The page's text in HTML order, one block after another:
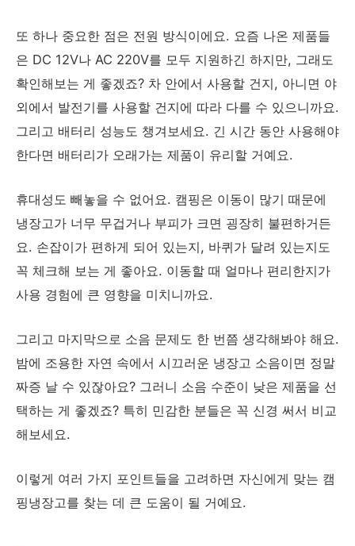
또 하나 중요한 점은 전원 방식이에요. 요즘 나온 제품들
은 DC 12V나 AC 220V를 모두 지원하긴 하지만, 그래도
확인해보는 게 좋겠죠? 차 안에서 사용할 건지, 아니면 야
외에서 발전기를 사용할 건지에 따라 다를 수 있으니까요.
그리고 배터리 성능도 챙겨보세요. 긴 시간 동안 사용해야
한다면 배터리가 오래가는 제품이 유리할 거예요.
휴대성도 빼놓을 수 없어요. 캠핑은 이동이 많기 때문에
냉장고가 너무 무겁거나 부피가 크면 굉장히 불편하거든
요. 손잡이가 편하게 되어 있는지, 바퀴가 달려 있는지도
꼭 체크해 보는 게 좋아요. 이동할 때 얼마나 편리한지가
사용 경험에 큰 영향을 미치니까요.
그리고 마지막으로 소음 문제도 한 번쯤 생각해봐야 해요.
밤에 조용한 자연 속에서 시끄러운 냉장고 소음이면 정말
짜증 날 수 있잖아요? 그러니 소음 수준이 낮은 제품을 선
택하는 게 좋겠죠? 특히 민감한 분들은 꼭 신경 써서 비교
해보세요.
이렇게 여러 가지 포인트들을 고려하면 자신에게 맞는 캠
핑냉장고를 찾는 데 큰 도움이 될 거예요.